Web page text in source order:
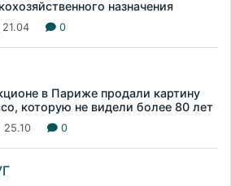
назначения
0
в Париже продали картину
которую не видели более 80 лет
25.10 0